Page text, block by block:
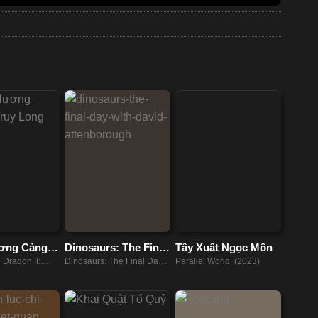
Cảng
II:
Dinosaurs: The Final
Day with David
Dinosaurs: The Final Day
(2022)
Tây Xuất Ngọc Môn
Parallel World (2023)